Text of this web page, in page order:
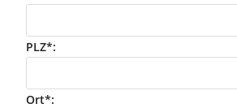
PLZ*:
Ort*: